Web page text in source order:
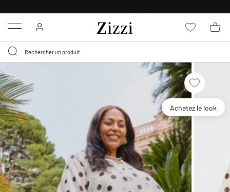
Menu
Achetez le look